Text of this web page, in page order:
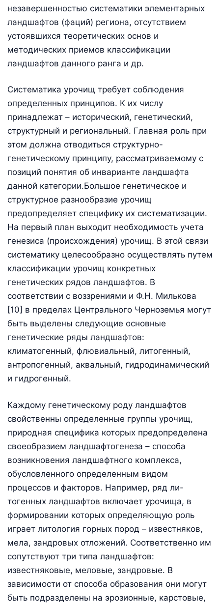
незавершенностью систематики элементарных
ландшафтов (фаций) региона, отсутствием
устоявшихся теоретических основ и
методических приемов классификации
ландшафтов данного ранга и др.
Систематика урочищ требует соблюдения
определенных принципов. К их числу
принадлежат – исторический, генетический,
структурный и региональный. Главная роль при
этом должна отводиться структурно-
генетическому принципу, рассматриваемому с
позиций понятия об инварианте ландшафта
данной категории.Большое генетическое и
структурное разнообразие урочищ
предопределяет специфику их систематизации.
На первый план выходит необходимость учета
генезиса (происхождения) урочищ. В этой связи
систематику целесообразно осуществлять путем
классификации урочищ конкретных
генетических рядов ландшафтов. В
соответствии с воззрениями и Ф.Н. Милькова
[10] в пределах Центрального Черноземья могут
быть выделены следующие основные
генетические ряды ландшафтов:
климатогенный, флювиальный, литогенный,
антропогенный, аквальный, гидродинамический
и гидрогенный.
Каждому генетическому роду ландшафтов
свойственны определенные группы урочищ,
природная специфика которых предопределена
своеобразием ландшафтогенеза – способа
возникновения ландшафтного комплекса,
обусловленного определенным видом
процессов и факторов. Например, ряд ли-
тогенных ландшафтов включает урочища, в
формировании которых определяющую роль
играет литология горных пород – известняков,
мела, зандровых отложений. Соответственно им
сопутствуют три типа ландшафтов:
известняковые, меловые, зандровые. В
зависимости от способа образования они могут
быть подразделены на эрозионные, карстовые,